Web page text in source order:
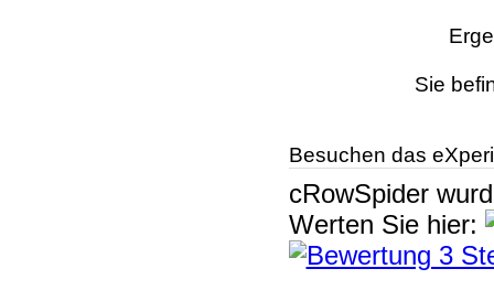
Sie
Besuchen das
cRowSpider
Werten Sie hier: